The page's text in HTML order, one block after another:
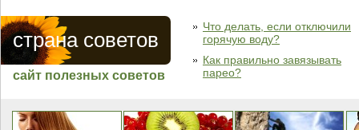
страна советов
сайт полезных советов
Что делать, если отключили
горячую воду?
Как правильно завязывать
парео?